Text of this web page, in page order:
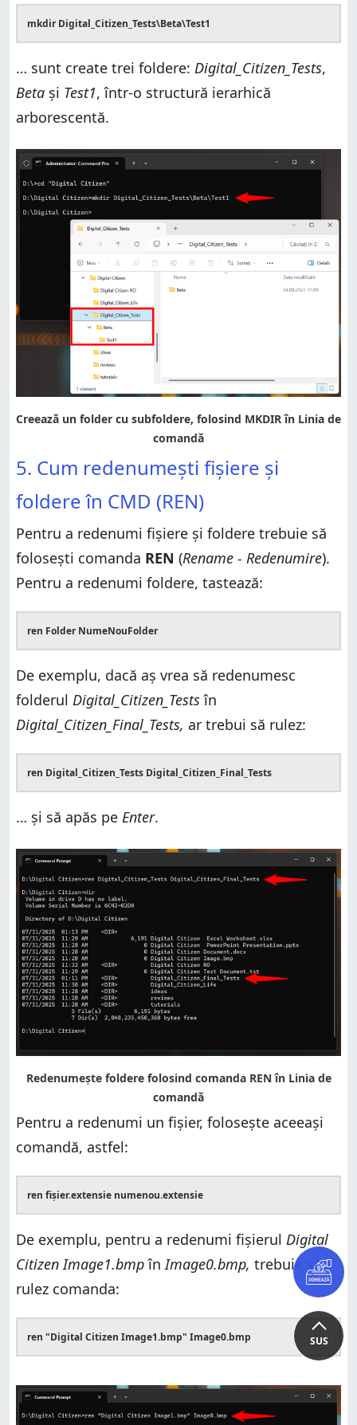
SUS
mkdir Digital_Citizen_Tests\Beta\Test1
… sunt create trei foldere: Digital_Citizen_Tests,
Beta și Test1, într-o structură ierarhică
arborescentă.
5. Cum redenumești fişiere şi
foldere în CMD (REN)
Pentru a redenumi fişiere şi foldere trebuie să
folosești comanda REN (Rename - Redenumire).
Pentru a redenumi foldere, tastează:
ren Folder NumeNouFolder
De exemplu, dacă aș vrea să redenumesc
folderul Digital_Citizen_Testsîn
Digital_Citizen_Final_Tests, ar trebui să rulez:
ren Digital_Citizen_Tests Digital_Citizen_Final_Tests
… și să apăs pe Enter.
Pentru a redenumi un fişier, folosește aceeaşi
comandă, astfel:
ren fişier.extensie numenou.extensie
De exemplu, pentru a redenumi fișierul Digital
Citizen Image1.bmpînImage0.bmp, trebuie să
rulez comanda:
ren "Digital Citizen Image1.bmp" Image0.bmp